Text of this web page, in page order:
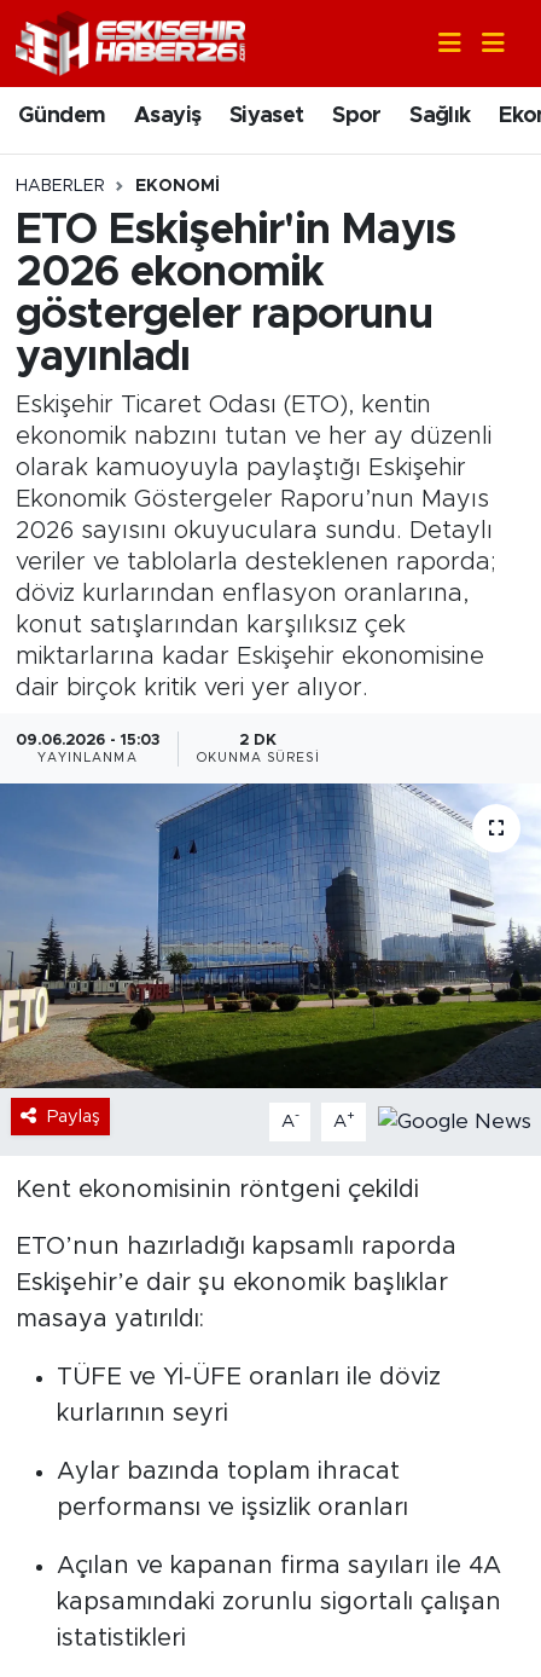
Gündem Asayiş Siyaset Spor Sağlık
HABERLER EKONOMI
ETO Eskişehir'in Mayıs
2026 ekonomik
göstergeler raporunu
yayınladı
Eskişehir Ticaret Odası (ETO), kentin
ekonomik nabzını tutan ve her ay düzenli
olarak kamuoyuyla paylaştığı Eskişehir
Ekonomik Göstergeler Raporu’nun Mayıs
2026 sayısını okuyuculara sundu. Detaylı
veriler ve tablolarla desteklenen raporda;
döviz kurlarından enflasyon oranlarına,
konut satışlarından karşılıksız çek
miktarlarına kadar Eskişehir ekonomisine
dair birçok kritik veri yer alıyor.
09.06.2026 - 15:03
YAYINLANMA
2 DK
OKUNMA SÜRESI
Paylaş A- A+
Kent ekonomisinin röntgeni çekildi
ETO’nun hazırladığı kapsamlı raporda
Eskişehir’e dair şu ekonomik başlıklar
masaya yatırıldı:
TÜFE ve Yİ-ÜFE oranları ile döviz
kurlarının seyri
Aylar bazında toplam ihracat
performansı ve işsizlik oranları
Açılan ve kapanan firma sayıları ile 4A
kapsamındaki zorunlu sigortalı çalışan
istatistikleri
Gündem
Asayiş
Siyaset
Spor
Sağlık
Ekonomi
Eğitim
Sanat
Bölge
Teknoloji
Nöbetçi Eczaneler
Hava Durumu
Trafik Durumu
Süper Lig Puan Durumu ve Fikstür
Tüm Manşetler
Son Dakika Haberleri
Haber Arşivi